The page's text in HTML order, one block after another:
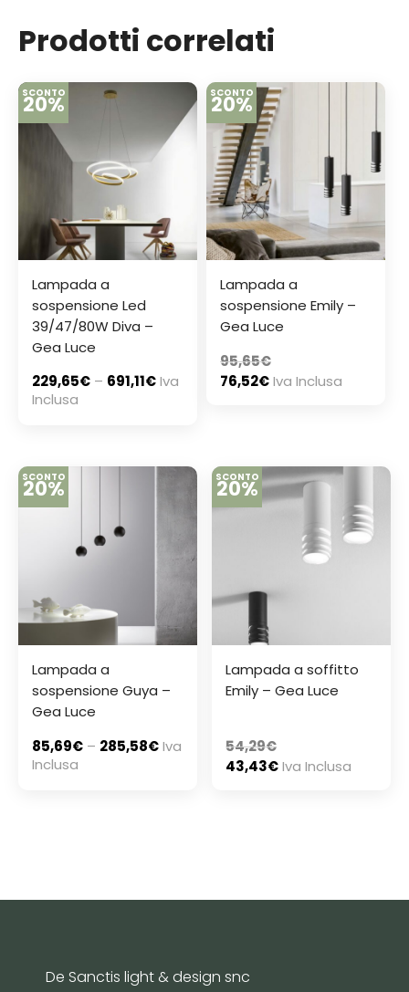
Prodotti correlati
SCONTO
20%
Lampada a
sospensione Led
39/47/80W Diva –
Gea Luce
229,65€ – 691,11€Iva
Inclusa
SCONTO
20%
Lampada a
sospensione Emily –
Gea Luce
95,65€
76,52€Iva Inclusa
SCONTO
20%
Lampada a
sospensione Guya –
Gea Luce
85,69€ – 285,58€Iva
Inclusa
SCONTO
20%
Lampada a soffitto
Emily – Gea Luce
54,29€
43,43€Iva Inclusa
De Sanctis light & design snc